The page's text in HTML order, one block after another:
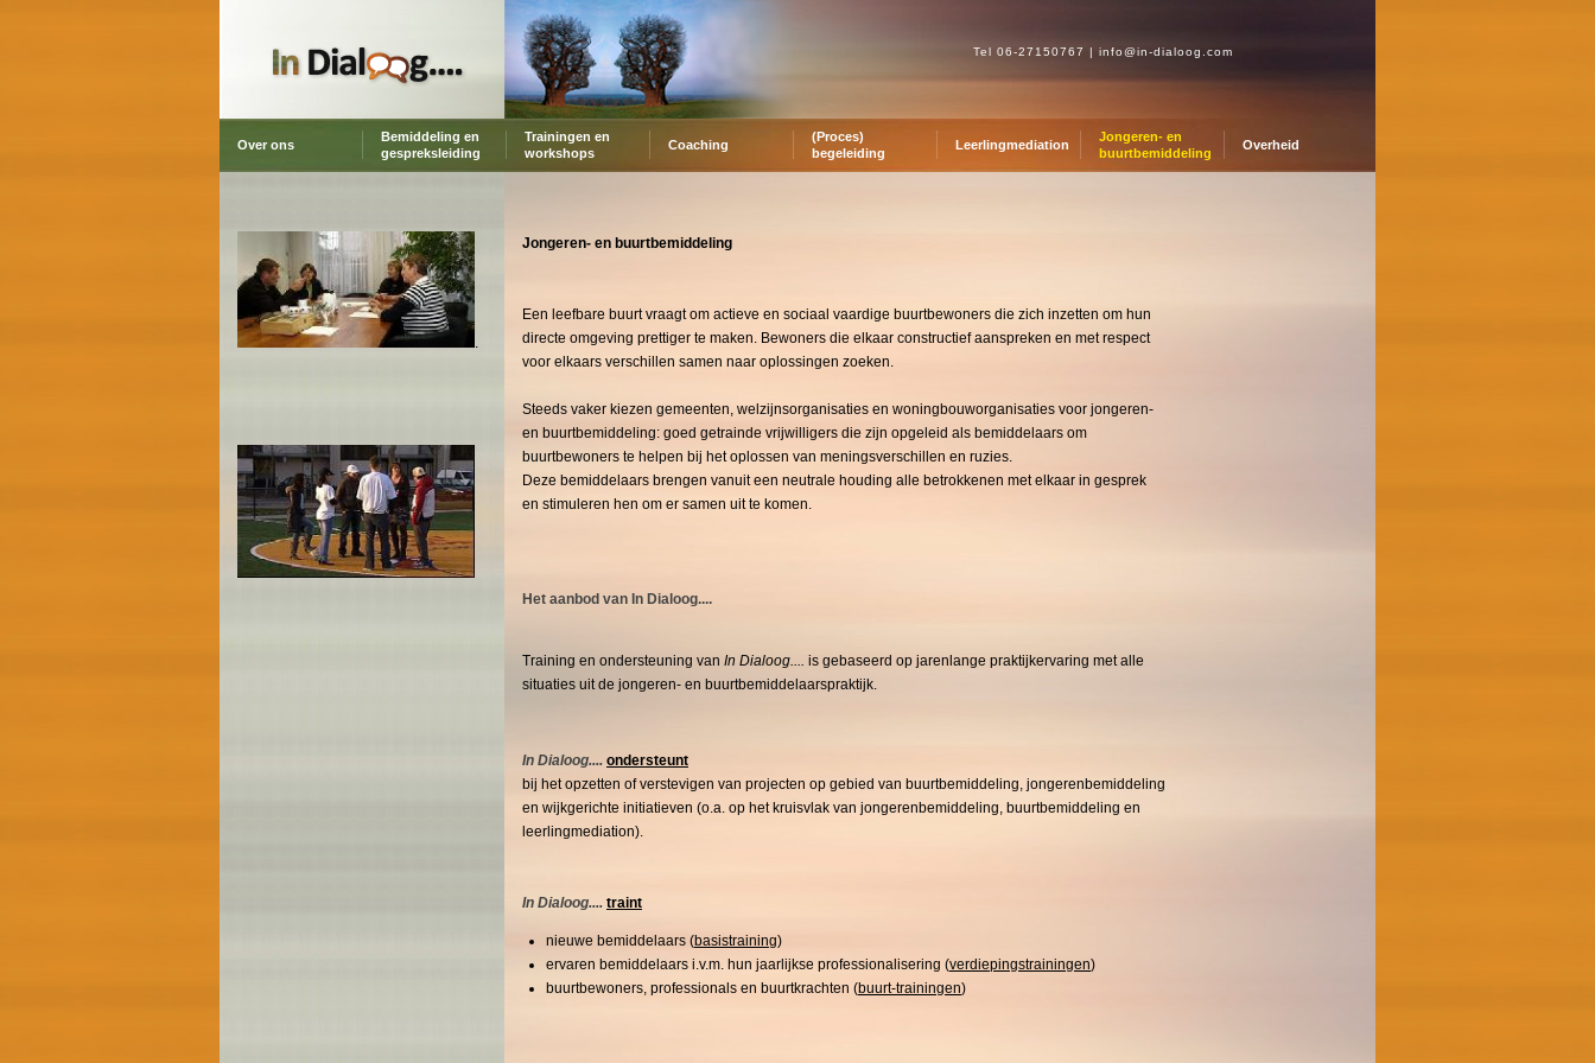
Tel 06-27150767 | info@in-dialoog.com
Over ons
Bemiddeling en
gespreksleiding
Trainingen en
workshops
Coaching
(Proces)
begeleiding
Leerlingmediation
Jongeren- en
buurtbemiddeling
Overheid
.
Jongeren- en buurtbemiddeling
Een leefbare buurt vraagt om actieve en sociaal vaardige buurtbewoners die zich inzetten om hun
directe omgeving prettiger te maken. Bewoners die elkaar constructief aanspreken en met respect
voor elkaars verschillen samen naar oplossingen zoeken.
Steeds vaker kiezen gemeenten, welzijnsorganisaties en woningbouworganisaties voor jongeren-
en buurtbemiddeling: goed getrainde vrijwilligers die zijn opgeleid als bemiddelaars om
buurtbewoners te helpen bij het oplossen van meningsverschillen en ruzies.
Deze bemiddelaars brengen vanuit een neutrale houding alle betrokkenen met elkaar in gesprek
en stimuleren hen om er samen uit te komen.
Het aanbod van In Dialoog....
Training en ondersteuning van In Dialoog.... is gebaseerd op jarenlange praktijkervaring met alle
situaties uit de jongeren- en buurtbemiddelaarspraktijk.
In Dialoog.... ondersteunt
bij het opzetten of verstevigen van projecten op gebied van buurtbemiddeling, jongerenbemiddeling
en wijkgerichte initiatieven (o.a. op het kruisvlak van jongerenbemiddeling, buurtbemiddeling en
leerlingmediation).
In Dialoog.... traint
nieuwe bemiddelaars (basistraining)
ervaren bemiddelaars i.v.m. hun jaarlijkse professionalisering (verdiepingstrainingen)
buurtbewoners, professionals en buurtkrachten (buurt-trainingen)